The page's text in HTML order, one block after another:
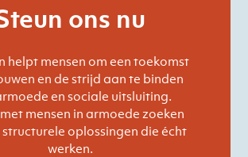
ons nu
helpt mensen om een toekomst
en de strijd aan te binden
en sociale uitsluiting.
mensen in armoede zoeken
oplossingen die écht
werken.